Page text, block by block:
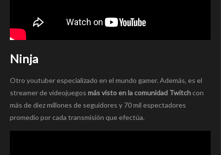
Ninja
Otro youtuber especializado en el mundo gamer. Además, es el
streamer de videojuegos más visto en la comunidad Twitchcon
más de diez millones de seguidores y 70 mil espectadores
promedio por cada transmisión que efectúa.